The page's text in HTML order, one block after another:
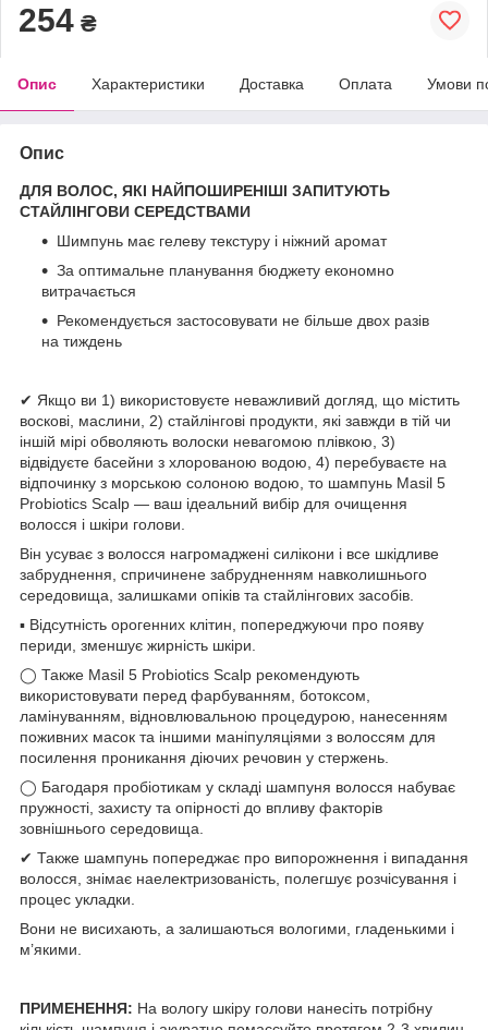
254 ₴
Опис Характеристики Доставка Оплата Умови
Опис
ДЛЯ ВОЛОС, ЯКІ НАЙПОШИРЕНІШІ ЗАПИТУЮТЬ
СТАЙЛІНГОВИ СЕРЕДСТВАМИ
Шимпунь має гелеву текстуру і ніжний аромат
За оптимальне планування бюджету економно
витрачається
Рекомендується застосовувати не більше двох разів
на тиждень
✔ Якщо ви 1) використовуєте неважливий догляд, що містить
воскові, маслини, 2) стайлінгові продукти, які завжди в тій чи
іншій мірі обволяють волоски невагомою плівкою, 3)
відвідуєте басейни з хлорованою водою, 4) перебуваєте на
відпочинку з морською солоною водою, то шампунь Masil 5
Probiotics Scalp — ваш ідеальний вибір для очищення
волосся і шкіри голови.
Він усуває з волосся нагромаджені силікони і все шкідливе
забруднення, спричинене забрудненням навколишнього
середовища, залишками опіків та стайлінгових засобів.
▪ Відсутність орогенних клітин, попереджуючи про появу
периди, зменшує жирність шкіри.
◯ Также Masil 5 Probiotics Scalp рекомендують
використовувати перед фарбуванням, ботоксом,
ламінуванням, відновлювальною процедурою, нанесенням
поживних масок та іншими маніпуляціями з волоссям для
посилення проникання діючих речовин у стержень.
◯ Багодаря пробіотикам у складі шампуня волосся набуває
пружності, захисту та опірності до впливу факторів
зовнішнього середовища.
✔ Также шампунь попереджає про випорожнення і випадання
волосся, знімає наелектризованість, полегшує розчісування і
процес укладки.
Вони не висихають, а залишаються вологими, гладенькими і
м’якими.
ПРИМЕНЕННЯ: На вологу шкіру голови нанесіть потрібну